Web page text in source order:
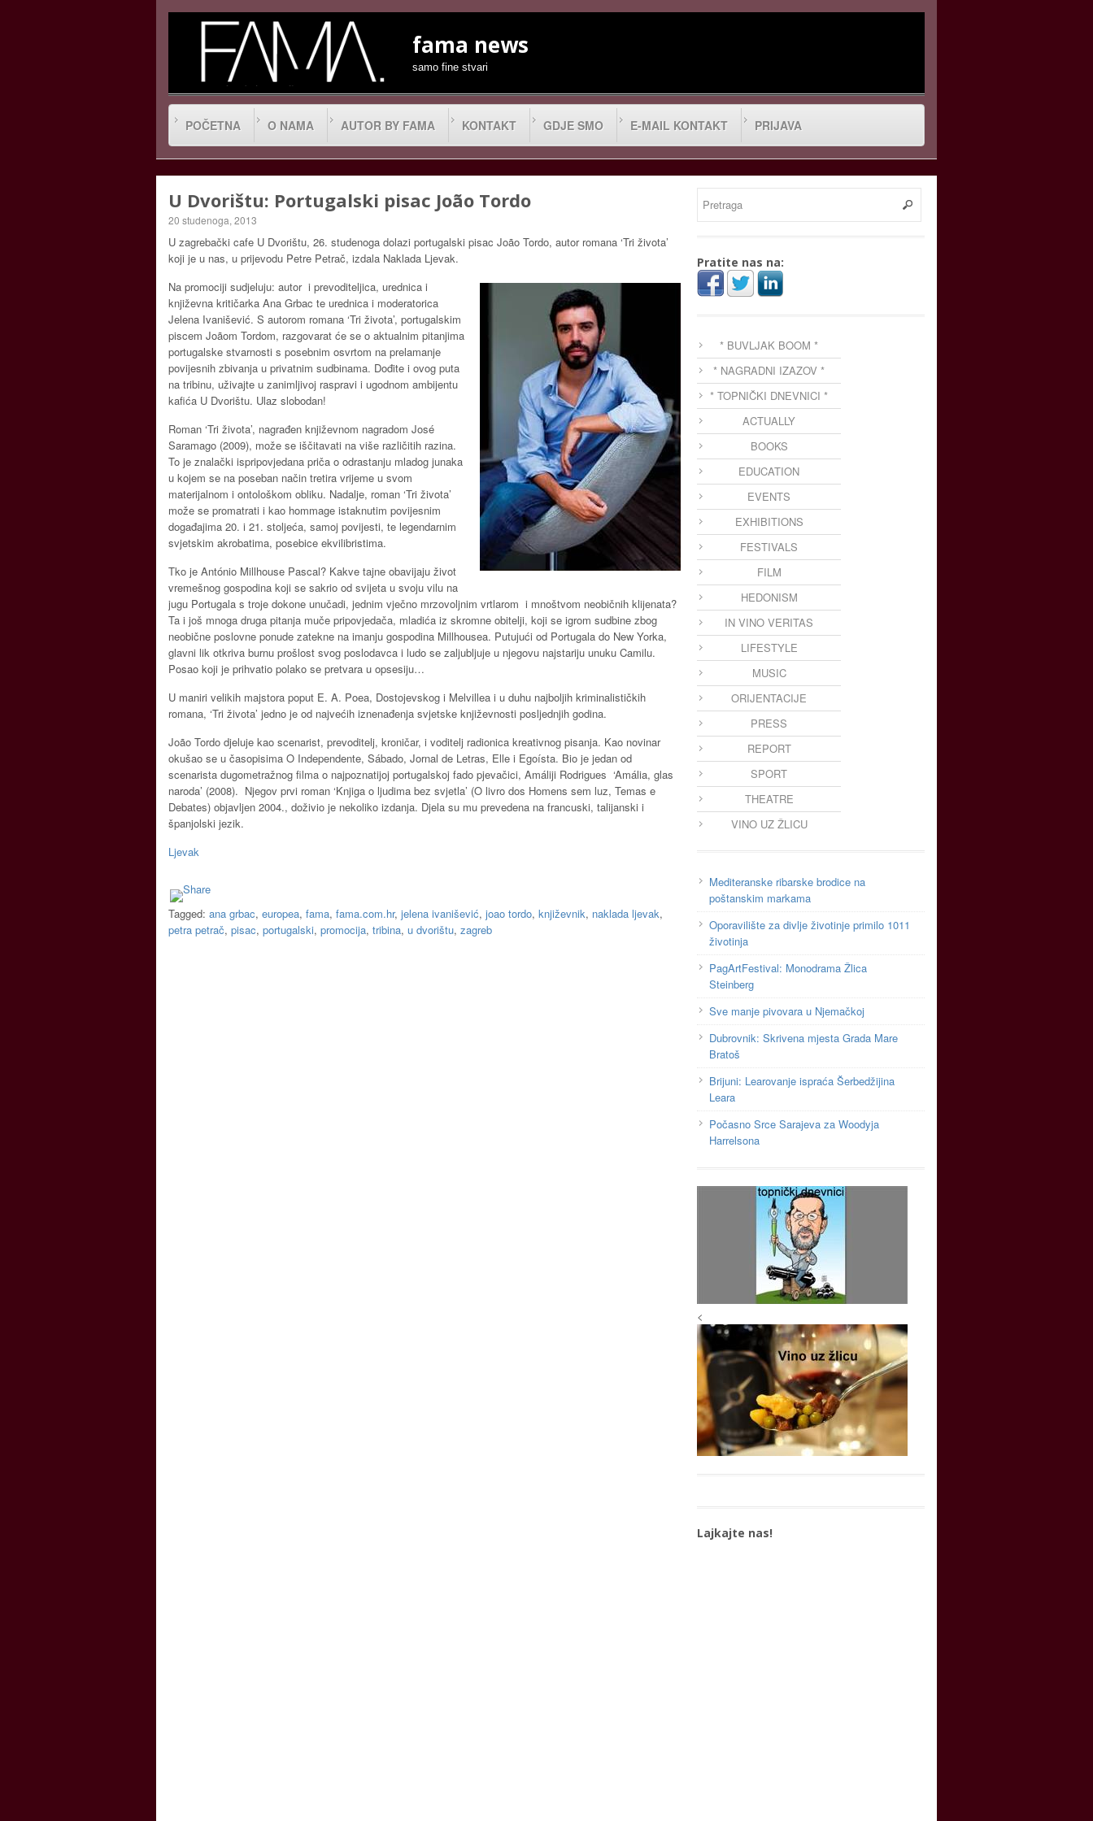
fama news
samo fine stvari
POČETNA O NAMA AUTOR BY FAMA KONTAKT GDJE SMO E-MAIL KONTAKT PRIJAVA
U Dvorištu: Portugalski pisac João Tordo
20 studenoga, 2013
U zagrebački cafe U Dvorištu, 26. studenoga dolazi portugalski pisac João Tordo, autor romana ‘Tri života’
koji je u nas, u prijevodu Petre Petrač, izdala Naklada Ljevak.
Na promociji sudjeluju: autor i prevoditeljica, urednica i
književna kritičarka Ana Grbac te urednica i moderatorica
Jelena Ivanišević. S autorom romana ‘Tri života’, portugalskim
piscem Joãom Tordom, razgovarat će se o aktualnim pitanjima
portugalske stvarnosti s posebnim osvrtom na prelamanje
povijesnih zbivanja u privatnim sudbinama. Dođite i ovog puta
na tribinu, uživajte u zanimljivoj raspravi i ugodnom ambijentu
kafića U Dvorištu. Ulaz slobodan!
Roman ‘Tri života’, nagrađen književnom nagradom José
Saramago (2009), može se iščitavati na više različitih razina.
To je znalački ispripovjedana priča o odrastanju mladog junaka
u kojem se na poseban način tretira vrijeme u svom
materijalnom i ontološkom obliku. Nadalje, roman ‘Tri života’
može se promatrati i kao hommage istaknutim povijesnim
događajima 20. i 21. stoljeća, samoj povijesti, te legendarnim
svjetskim akrobatima, posebice ekvilibristima.
Tko je António Millhouse Pascal? Kakve tajne obavijaju život
vremešnog gospodina koji se sakrio od svijeta u svoju vilu na
jugu Portugala s troje dokone unučadi, jednim vječno mrzovoljnim vrtlarom i mnoštvom neobičnih klijenata?
Ta i još mnoga druga pitanja muče pripovjedača, mladića iz skromne obitelji, koji se igrom sudbine zbog
neobične poslovne ponude zatekne na imanju gospodina Millhousea. Putujući od Portugala do New Yorka,
glavni lik otkriva burnu prošlost svog poslodavca i ludo se zaljubljuje u njegovu najstariju unuku Camilu.
Posao koji je prihvatio polako se pretvara u opsesiju…
U maniri velikih majstora poput E. A. Poea, Dostojevskog i Melvillea i u duhu najboljih kriminalističkih
romana, ‘Tri života’ jedno je od najvećih iznenađenja svjetske književnosti posljednjih godina.
João Tordo djeluje kao scenarist, prevoditelj, kroničar, i voditelj radionica kreativnog pisanja. Kao novinar
okušao se u časopisima O Independente, Sábado, Jornal de Letras, Elle i Egoísta. Bio je jedan od
scenarista dugometražnog filma o najpoznatijoj portugalskoj fado pjevačici, Amáliji Rodrigues ‘Amália, glas
naroda’ (2008). Njegov prvi roman ‘Knjiga o ljudima bez svjetla’ (O livro dos Homens sem luz, Temas e
Debates) objavljen 2004., doživio je nekoliko izdanja. Djela su mu prevedena na francuski, talijanski i
španjolski jezik.
Ljevak
Tagged: ana grbac, europea, fama, fama.com.hr, jelena ivanišević, joao tordo, književnik, naklada ljevak,
petra petrač, pisac, portugalski, promocija, tribina, u dvorištu, zagreb
Pratite nas na:
* BUVLJAK BOOM *
* NAGRADNI IZAZOV *
* TOPNIČKI DNEVNICI *
ACTUALLY
BOOKS
EDUCATION
EVENTS
EXHIBITIONS
FESTIVALS
FILM
HEDONISM
IN VINO VERITAS
LIFESTYLE
MUSIC
ORIJENTACIJE
PRESS
REPORT
SPORT
THEATRE
VINO UZ ŽLICU
Mediteranske ribarske brodice na
poštanskim markama
Oporavilište za divlje životinje primilo 1011
životinja
PagArtFestival: Monodrama Žlica
Steinberg
Sve manje pivovara u Njemačkoj
Dubrovnik: Skrivena mjesta Grada Mare
Bratoš
Brijuni: Learovanje ispraća Šerbedžijina
Leara
Počasno Srce Sarajeva za Woodyja
Harrelsona
<
Lajkajte nas!